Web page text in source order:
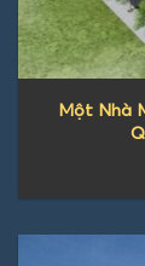
Một Nhà